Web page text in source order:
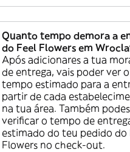
Quanto tempo demora a
do Feel Flowers em
Após adicionares a tua
de entrega, vais poder ver o
tempo estimado para a
partir de cada
na tua área. Também podes
verificar o tempo de
estimado do teu pedido do
Flowers no check-out.